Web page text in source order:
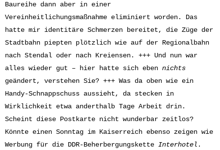
Baureihe dann aber in einer
Vereinheitlichungsmaßnahme eliminiert worden. Das
hatte mir identitäre Schmerzen bereitet, die Züge der
Stadtbahn piepten plötzlich wie auf der Regionalbahn
nach Stendal oder nach Kreiensen. +++ Und nun war
alles wieder gut – hier hatte sich eben nichts
geändert, verstehen Sie? +++ Was da oben wie ein
Handy-Schnappschuss aussieht, da stecken in
Wirklichkeit etwa anderthalb Tage Arbeit drin.
Scheint diese Postkarte nicht wunderbar zeitlos?
Könnte einen Sonntag im Kaiserreich ebenso zeigen wie
Werbung für die DDR-Beherbergungskette Interhotel .